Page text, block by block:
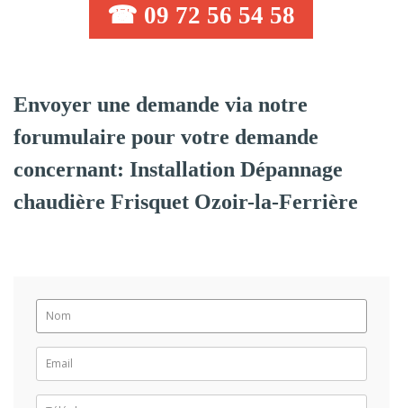
☎ 09 72 56 54 58
Envoyer une demande via notre
forumulaire pour votre demande
concernant: Installation Dépannage
chaudière Frisquet Ozoir-la-Ferrière